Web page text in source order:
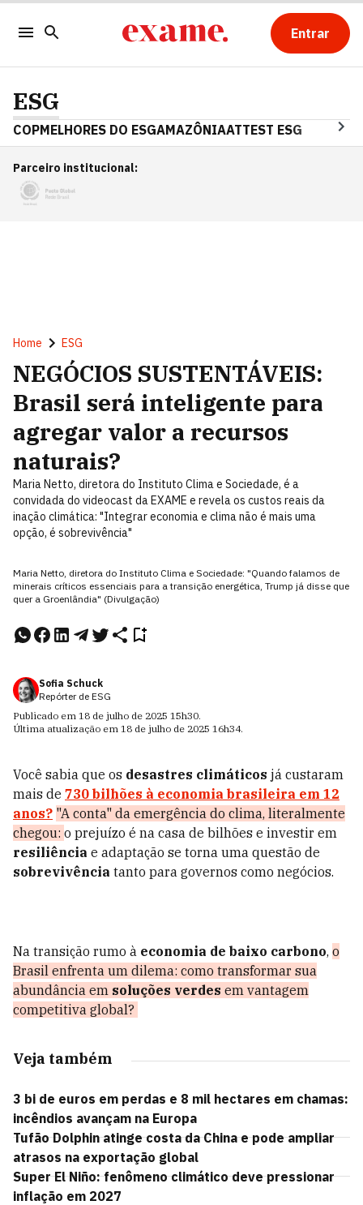
Entrar
ESG
COPMELHORES DO ESGAMAZÔNIAATTEST ESG
Parceiro institucional:
Home ESG
NEGÓCIOS SUSTENTÁVEIS:
Brasil será inteligente para
agregar valor a recursos
naturais?
Maria Netto, diretora do Instituto Clima e Sociedade, é a
convidada do videocast da EXAME e revela os custos reais da
inação climática: "Integrar economia e clima não é mais uma
opção, é sobrevivência"
Maria Netto, diretora do Instituto Clima e Sociedade: "Quando falamos de
minerais críticos essenciais para a transição energética, Trump já disse que
quer a Groenlândia" (Divulgação)
Sofia Schuck
Repórter de ESG
Publicado em 18 de julho de 2025 15h30.
Última atualização em 18 de julho de 2025 16h34.
Você sabia que os desastres climáticos já custaram
mais de 730 bilhões à economia brasileira em 12
anos? "A conta" da emergência do clima, literalmente
chegou: o prejuízo é na casa de bilhões e investir em
resiliência e adaptação se torna uma questão de
sobrevivência tanto para governos como negócios.
Na transição rumo à economia de baixo carbono, o
Brasil enfrenta um dilema: como transformar sua
abundância em soluções verdes em vantagem
competitiva global?
Veja também
3 bi de euros em perdas e 8 mil hectares em chamas:
incêndios avançam na Europa
Tufão Dolphin atinge costa da China e pode ampliar
atrasos na exportação global
Super El Niño: fenômeno climático deve pressionar
inflação em 2027